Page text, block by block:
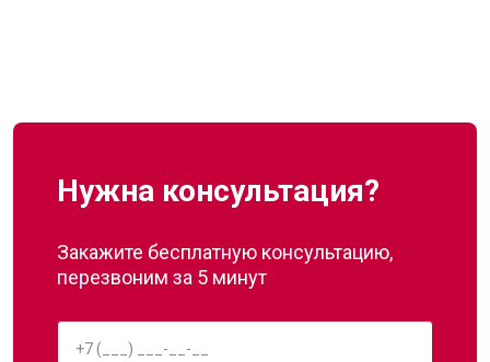
Нужна консультация?
Закажите бесплатную консультацию,
перезвоним за 5 минут